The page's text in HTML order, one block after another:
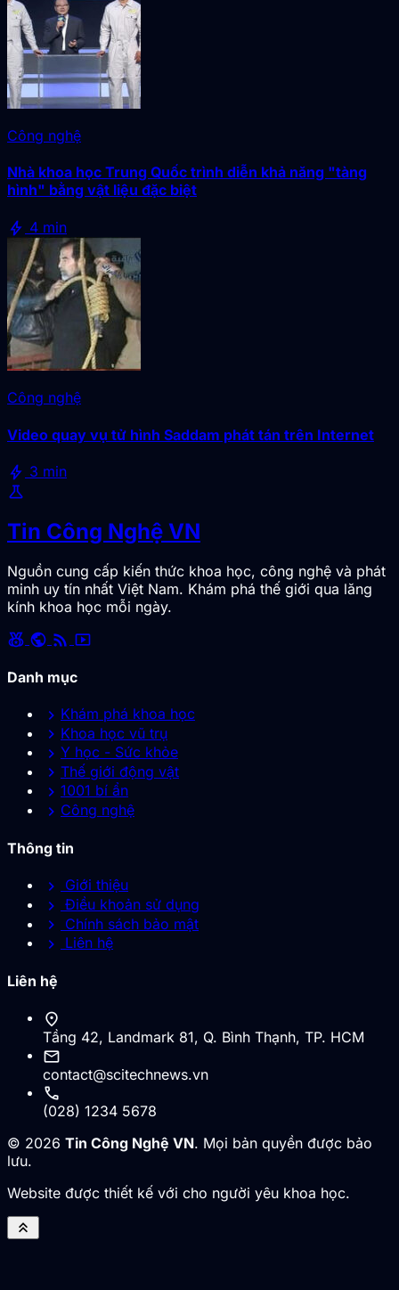
Công nghệ
Nhà khoa học Trung Quốc trình diễn khả năng "tàng
hình" bằng vật liệu đặc biệt
bolt 4 min
Công nghệ
Video quay vụ tử hình Saddam phát tán trên Internet
bolt 3 min
science
Tin Công Nghệ VN
Nguồn cung cấp kiến thức khoa học, công nghệ và phát
minh uy tín nhất Việt Nam. Khám phá thế giới qua lăng
kính khoa học mỗi ngày.
social_leaderboard public rss_feed smart_display
Danh mục
chevron_right Khám phá khoa học
chevron_right Khoa học vũ trụ
chevron_right Y học - Sức khỏe
chevron_right Thế giới động vật
chevron_right 1001 bí ẩn
chevron_right Công nghệ
Thông tin
chevron_right Giới thiệu
chevron_right Điều khoản sử dụng
chevron_right Chính sách bảo mật
chevron_right Liên hệ
Liên hệ
location_on
Tầng 42, Landmark 81, Q. Bình Thạnh, TP. HCM
mail
contact@scitechnews.vn
call
(028) 1234 5678
© 2026 Tin Công Nghệ VN. Mọi bản quyền được bảo
lưu.
Website được thiết kế với cho người yêu khoa học.
keyboard_double_arrow_up